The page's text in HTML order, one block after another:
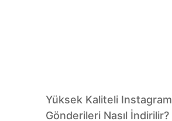
Yüksek Kaliteli Instagram
Gönderileri Nasıl İndirilir?